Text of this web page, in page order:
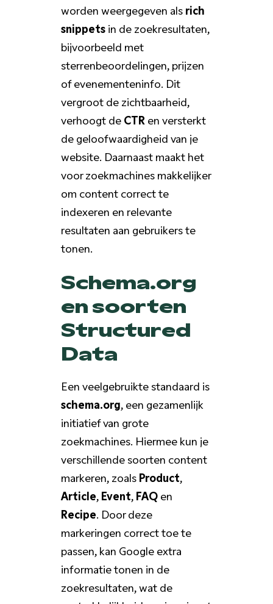
worden weergegeven alsrich
snippetsin de zoekresultaten,
bijvoorbeeld met
sterrenbeoordelingen, prijzen
of evenementeninfo. Dit
vergroot de zichtbaarheid,
verhoogt deCTR en versterkt
de geloofwaardigheid van je
website. Daarnaast maakt het
voor zoekmachines makkelijker
om content correct te
indexeren en relevante
resultaten aan gebruikers te
tonen.
Schema.org
en soorten
Structured
Data
Een veelgebruikte standaard is
schema.org, een gezamenlijk
initiatief van grote
zoekmachines. Hiermee kun je
verschillende soorten content
markeren, zoalsProduct,
Article,Event,FAQen
Recipe. Door deze
markeringen correct toe te
passen, kan Google extra
informatie tonen in de
zoekresultaten, wat de